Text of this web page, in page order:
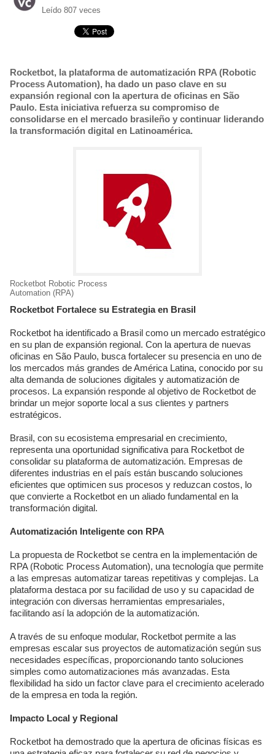
Leído 807 veces
Rocketbot, la plataforma de automatización RPA (Robotic
Process Automation), ha dado un paso clave en su
expansión regional con la apertura de oficinas en São
Paulo. Esta iniciativa refuerza su compromiso de
consolidarse en el mercado brasileño y continuar liderando
la transformación digital en Latinoamérica.
Rocketbot Robotic Process
Automation (RPA)
Rocketbot Fortalece su Estrategia en Brasil
Rocketbot ha identificado a Brasil como un mercado estratégico
en su plan de expansión regional. Con la apertura de nuevas
oficinas en São Paulo, busca fortalecer su presencia en uno de
los mercados más grandes de América Latina, conocido por su
alta demanda de soluciones digitales y automatización de
procesos. La expansión responde al objetivo de Rocketbot de
brindar un mejor soporte local a sus clientes y partners
estratégicos.
Brasil, con su ecosistema empresarial en crecimiento,
representa una oportunidad significativa para Rocketbot de
consolidar su plataforma de automatización. Empresas de
diferentes industrias en el país están buscando soluciones
eficientes que optimicen sus procesos y reduzcan costos, lo
que convierte a Rocketbot en un aliado fundamental en la
transformación digital.
Automatización Inteligente con RPA
La propuesta de Rocketbot se centra en la implementación de
RPA (Robotic Process Automation), una tecnología que permite
a las empresas automatizar tareas repetitivas y complejas. La
plataforma destaca por su facilidad de uso y su capacidad de
integración con diversas herramientas empresariales,
facilitando así la adopción de la automatización.
A través de su enfoque modular, Rocketbot permite a las
empresas escalar sus proyectos de automatización según sus
necesidades específicas, proporcionando tanto soluciones
simples como automatizaciones más avanzadas. Esta
flexibilidad ha sido un factor clave para el crecimiento acelerado
de la empresa en toda la región.
Impacto Local y Regional
Rocketbot ha demostrado que la apertura de oficinas físicas es